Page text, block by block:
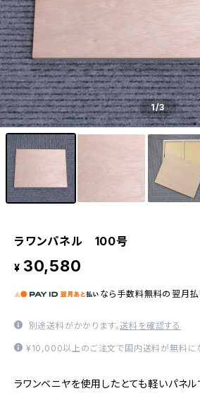
1/3
ラワンパネル 100号
¥ 30,580
なら 手数料無料の 翌月
別途送料がかかります。送料を確認する
¥10,000以上のご注文で国内送料が無料にな
ラワンベニヤを使用したとても軽いパネル